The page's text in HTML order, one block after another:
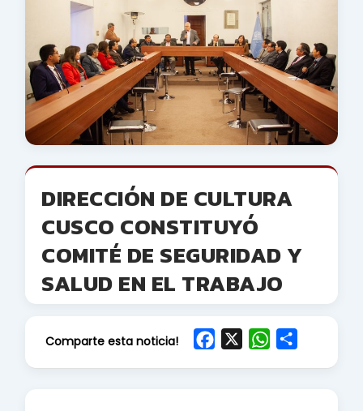
DIRECCIÓN DE CULTURA
CUSCO CONSTITUYÓ
COMITÉ DE SEGURIDAD Y
SALUD EN EL TRABAJO
Comparte esta noticia!
W